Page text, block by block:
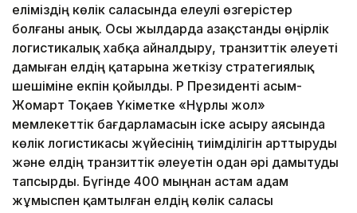
еліміздің көлік саласында елеулі өзгерістер
болғаны анық. Осы жылдарда Қазақстанды өңірлік
логистикалық хабқа айналдыру, транзиттік әлеуеті
дамыған елдің қатарына жеткізу стратегиялық
шешіміне екпін қойылды. ҚР Президенті Қасым-
Жомарт Тоқаев Үкіметке «Нұрлы жол»
мемлекеттік бағдарламасын іске асыру аясында
көлік логистикасы жүйесінің тиімділігін арттыруды
және елдің транзиттік әлеуетін одан әрі дамытуды
тапсырды. Бүгінде 400 мыңнан астам адам
жұмыспен қамтылған елдің көлік саласы